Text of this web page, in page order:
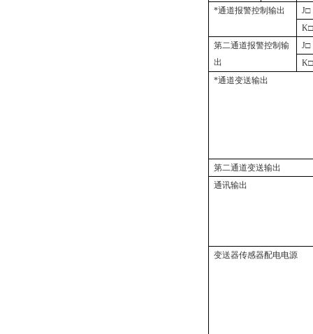
*通道报警控制输出 J□
K□
第二通道报警控制输
出
J□
K□
*通道变送输出
第二通道变送输出
通讯输出
变送器传感器配电电源